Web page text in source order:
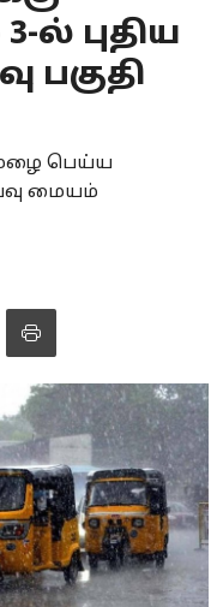
ல் புதிய
பகுதி
பெய்ய
மையம்